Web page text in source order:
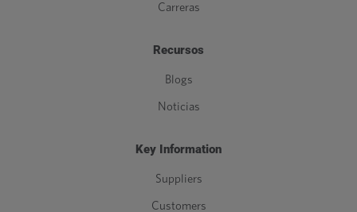
Carreras
Recursos
Blogs
Noticias
Key Information
Suppliers
Customers